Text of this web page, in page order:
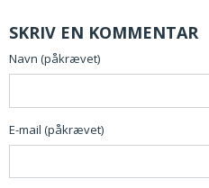
SKRIV EN KOMMENTAR
Navn (påkrævet)
E-mail (påkrævet)